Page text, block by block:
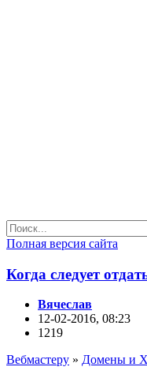
Полная версия сайта
Когда следует
Вячеслав
12-02-2016, 08:23
1219
Вебмастеру » Домены и